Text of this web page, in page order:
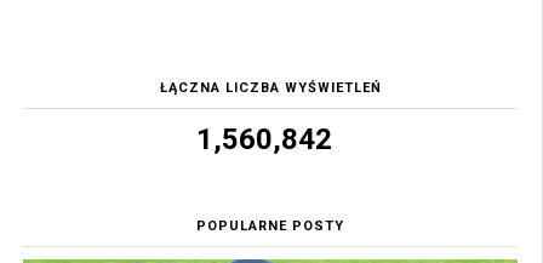
ŁĄCZNA LICZBA WYŚWIETLEŃ
1,560,842
POPULARNE POSTY